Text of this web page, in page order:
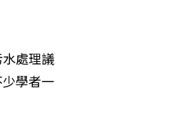
處理議
學者一